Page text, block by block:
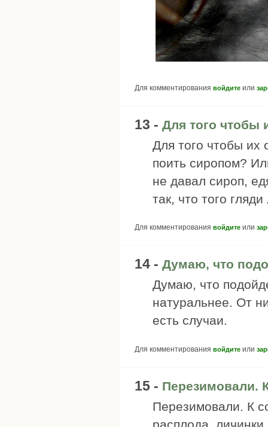
Для комментирования войдите или
13 - Для того чтобы
Для того чтобы их
поить сиропом?
не давал сироп,
так, что того гляди
Для комментирования войдите или
14 - Думаю, что
Думаю, что
натуральнее. От
есть случаи.
Для комментирования войдите или
15 - Перезимовали.
Перезимовали. К